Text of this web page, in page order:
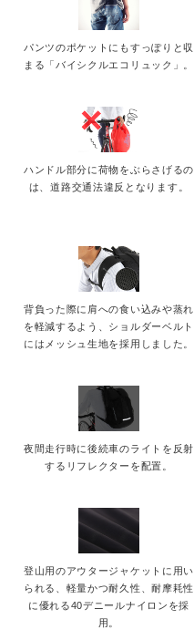
パンツのポケットにもすっぽりと収
まる「バイシクルエコリュック」。
ハンドル部分に荷物をぶらさげるの
は、道路交通法違反となります。
背負った際に肩への食い込みや蒸れ
を軽減するよう、ショルダーベルト
にはメッシュ生地を採用しました。
夜間走行時に後続車のライトを反射
するリフレクターを配置。
登山用のアウタージャケットに用い
られる、軽量かつ耐久性、耐摩耗性
に優れる40デニールナイロンを採
用。